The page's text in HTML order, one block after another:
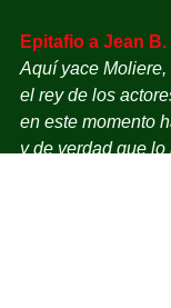
Epitafio a Jean
Aquí yace Moliere,
el rey de los
en este momento
y de verdad que lo